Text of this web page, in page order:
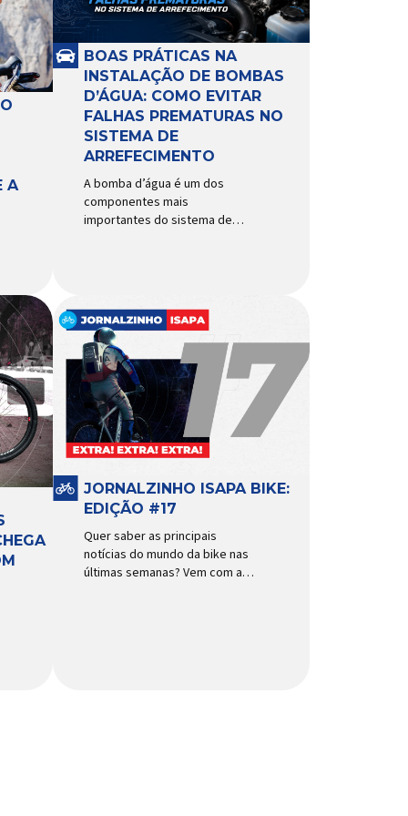
A
BOAS PRÁTICAS NA
INSTALAÇÃO DE BOMBAS
D’ÁGUA: COMO EVITAR
FALHAS PREMATURAS NO
SISTEMA DE
ARREFECIMENTO
A bomba d’água é um dos
componentes mais
importantes do sistema de
componentes do sistema,
controlando a temperatura de
operação e evitando
superaquecimentos. Por
trabalhar constantemente
enquanto o motor está em
funcionamento, a bomba
d’água exige não apenas […]
JORNALZINHO ISAPA BIKE:
EDIÇÃO #17
Quer saber as principais
notícias do mundo da bike nas
últimas semanas? Vem com a